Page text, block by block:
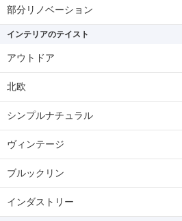
部分リノベーション
インテリアのテイスト
アウトドア
北欧
シンプルナチュラル
ヴィンテージ
ブルックリン
インダストリー